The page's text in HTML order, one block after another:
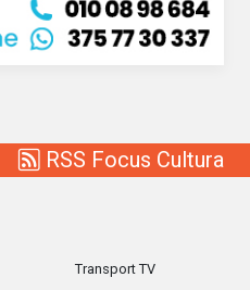
RSS Focus Cultura
Transport TV